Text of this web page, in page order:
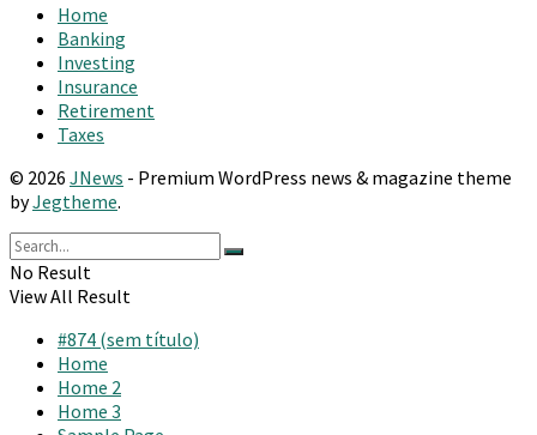
Home
Banking
Investing
Insurance
Retirement
Taxes
© 2026 JNews - Premium WordPress news & magazine theme
byJegtheme.
No Result
View All Result
#874 (sem título)
Home
Home 2
Home 3